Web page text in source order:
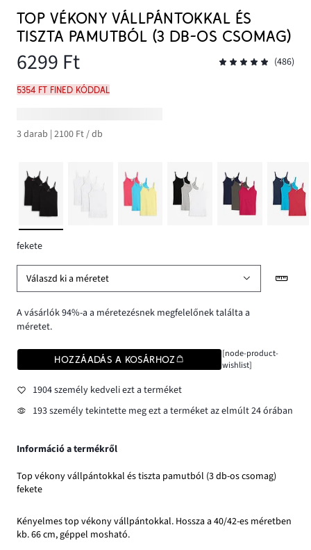
TOP VÉKONY VÁLLPÁNTOKKAL ÉS
TISZTA PAMUTBÓL (3 DB-OS CSOMAG)
6299 Ft (486)
5354 Ft FINED kóddal
3 darab | 2100 Ft / db
fekete
Válaszd ki a méretet
A vásárlók 94%-a a méretezésnek megfelelőnek találta a
méretet.
HOZZÁADÁS A KOSÁRHOZ
[node-product-
wishlist]
1904 személy kedveli ezt a terméket
193 személy tekintette meg ezt a terméket az elmúlt 24 órában
Információ a termékről
Top vékony vállpántokkal és tiszta pamutból (3 db-os csomag)
fekete
Kényelmes top vékony vállpántokkal. Hossza a 40/42-es méretben
kb. 66 cm, géppel mosható.